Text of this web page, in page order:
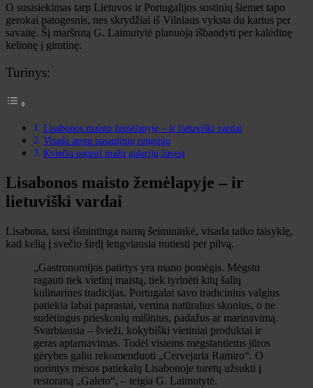
O susisiekimas tarp Lietuvos ir Portugalijos sostinių šiemet tapo
gerokai patogesnis, nes skrydžiai iš Vilniaus vyksta du kartus per
savaitę. Šį maršrutą G. Laimutytė planuoja išbandyti per kalėdinę
kelionę į gimtinę.
Turinys:
Lisabonos maisto žemėlapyje – ir lietuviški vardai
Visada apstu pasaulinių renginių
Kviečia pajusti mažų galerijų žavesį
Lisabonos maisto žemėlapyje – ir
lietuviški vardai
Lisabona, tarsi išmintinga namų šeimininkė, visada taiko taisyklę,
kad kelią į svečio širdį lengviausia nutiesti per pilvą.
„Gastronomijos patirtys yra mano pomėgis. Mėgstu
ragauti tiek vietinį maistą, tiek tyrinėti kitų šalių
kulinarines tradicijas. Portugalai savo tradicinius valgius
patiekia labai paprastai, vertina natūralius skonius, o ne
sudėtingus prieskonių mišinius, padažus ar marinavimą.
Svarbiausia – švieži, kokybiški vietiniai produktai ir
geras aptarnavimas. Todėl visiems mėgstantiems jūros
gėrybes galiu rekomenduoti „Cervejaria Ramiro“. O
norintys mėsos patiekalų Lisabonoje turėtų užsukti į
restoraną „Galeto“, – teigia G. Laimutytė.